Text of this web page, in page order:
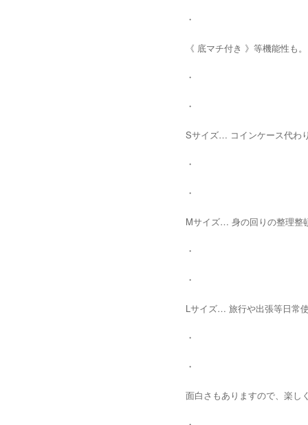
・
《 底マチ付き 》等機能性も。
・
・
Sサイズ… コインケース代わ
・
・
Mサイズ… 身の回りの整理整
・
・
Lサイズ… 旅行や出張等日常
・
・
面白さもありますので、楽し